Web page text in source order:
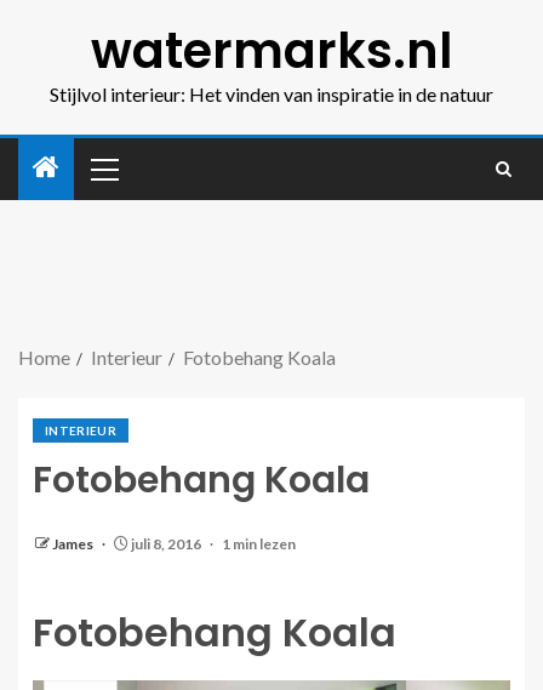
watermarks.nl
Stijlvol interieur: Het vinden van inspiratie in de natuur
Home Interieur Fotobehang Koala
INTERIEUR
Fotobehang Koala
James juli 8, 2016 1 min lezen
Fotobehang Koala